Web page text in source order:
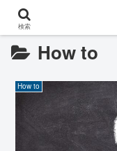
How to
How to
検索